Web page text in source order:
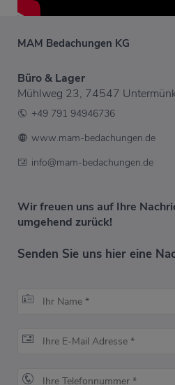
MAM Bedachungen KG
Büro & Lager
Mühlweg 23, 74547
+49 791 94946736
www.mam-bedachungen.de
info@mam-bedachungen.de
Wir freuen uns auf Ihre
umgehend zurück!
Senden Sie uns hier eine